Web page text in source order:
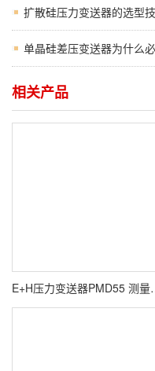
扩散硅压力变送器的选型
单晶硅差压变送器为什么
相关产品
E+H压力变